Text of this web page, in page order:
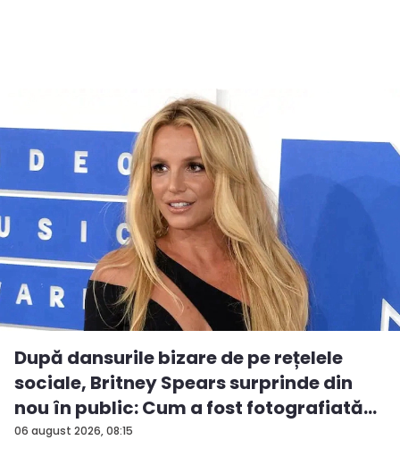
06 august 2026, 08:15
După dansurile bizare de pe rețelele
sociale, Britney Spears surprinde din
nou în public: Cum a fost fotografiată
î...